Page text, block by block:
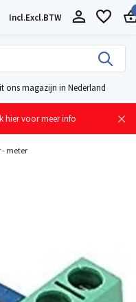
Incl.Excl.BTW
ons magazijn in Nederland
hier voor meer info
- meter